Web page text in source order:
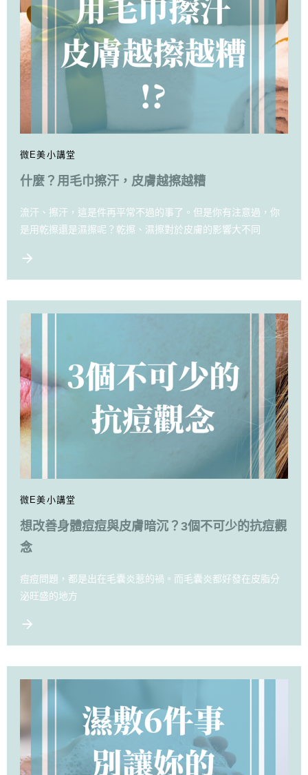
微E美小講堂
什麼？用毛巾擦汗，皮膚越擦越糟
流汗、擦汗，這是件再平常不過的事了。但是你有注意過，你
是用乾擦還是濕擦呢？乾擦、濕擦對於皮膚的影響大不同
微E美小講堂
想改善身體痘痘與皮膚暗沉？3個不可少的抗痘觀
念
痘痘問題，都是出在毛囊炎惹的禍。而毛囊炎都好發在皮脂分
泌旺盛的地方